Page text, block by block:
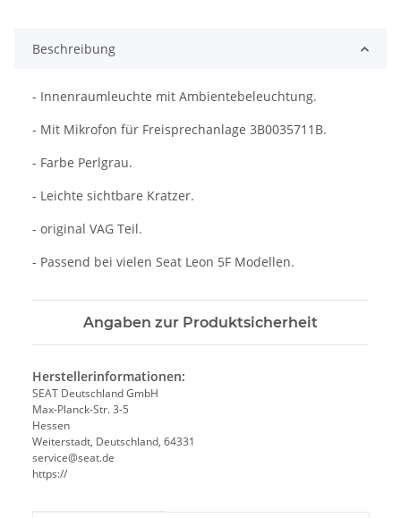
Beschreibung
- Innenraumleuchte mit Ambientebeleuchtung.
- Mit Mikrofon für Freisprechanlage 3B0035711B.
- Farbe Perlgrau.
- Leichte sichtbare Kratzer.
- original VAG Teil.
- Passend bei vielen Seat Leon 5F Modellen.
Angaben zur Produktsicherheit
Herstellerinformationen:
SEAT Deutschland GmbH
Max-Planck-Str. 3-5
Hessen
Weiterstadt, Deutschland, 64331
service@seat.de
https://